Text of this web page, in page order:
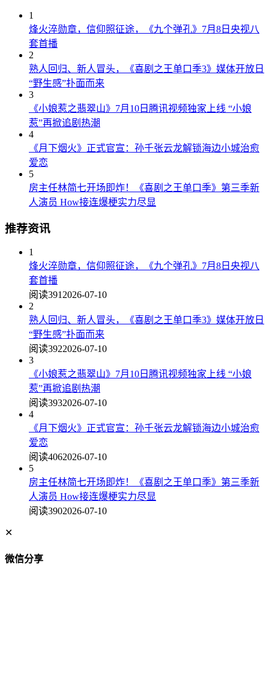
1
烽火淬勋章，信仰照征途，《九个弹孔》7月8日央视八
套首播
2
熟人回归、新人冒头，《喜剧之王单口季3》媒体开放日
“野生感”扑面而来
3
《小娘惹之翡翠山》7月10日腾讯视频独家上线 “小娘
惹”再掀追剧热潮
4
《月下烟火》正式官宣：孙千张云龙解锁海边小城治愈
爱恋
5
房主任林简七开场即炸！《喜剧之王单口季》第三季新
人演员 How接连爆梗实力尽显
推荐资讯
1
烽火淬勋章，信仰照征途，《九个弹孔》7月8日央视八
套首播
阅读391 2026-07-10
2
熟人回归、新人冒头，《喜剧之王单口季3》媒体开放日
“野生感”扑面而来
阅读3922026-07-10
3
《小娘惹之翡翠山》7月10日腾讯视频独家上线 “小娘
惹”再掀追剧热潮
阅读3932026-07-10
4
《月下烟火》正式官宣：孙千张云龙解锁海边小城治愈
爱恋
阅读4062026-07-10
5
房主任林简七开场即炸！《喜剧之王单口季》第三季新
人演员 How接连爆梗实力尽显
阅读3902026-07-10
✕
微信分享